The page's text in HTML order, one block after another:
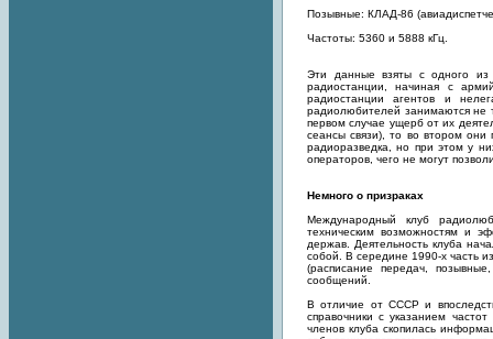
Позывные: КЛАД-86
Частоты: 5360 и 5888 кГц.
Эти данные взяты с одного
радиостанции, начиная с
радиостанции агентов и
радиолюбителей занимаются не
первом случае ущерб от их
сеансы связи), то во втором
радиоразведка, но при этом у
операторов, чего не могут
Немного о призраках
Международный клуб
техническим возможностям и
держав. Деятельность клуба
собой. В середине 1990-х часть
(расписание передач,
сообщений.
В отличие от СССР и
справочники с указанием
членов клуба скопилась